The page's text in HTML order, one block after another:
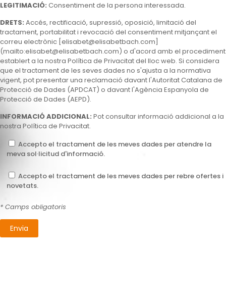
LEGITIMACIÓ: Consentiment de la persona interessada.
DRETS: Accés, rectificació, supressió, oposició, limitació del
tractament, portabilitat i revocació del consentiment mitjançant el
correu electrònic [ elisabet@elisabetbach.com
(mailto:elisabet@elisabetbach.com) o d'acord amb el procediment
establert a la nostra Política de Privacitat del lloc web. Si considera
que el tractament de les seves dades no s'ajusta a la normativa
vigent, pot presentar una reclamació davant l'Autoritat Catalana de
Protecció de Dades (APDCAT) o davant l'Agència Espanyola de
Protecció de Dades (AEPD).
INFORMACIÓ ADDICIONAL: Pot consultar informació addicional a la
nostra Política de Privacitat.
Accepto el tractament de les meves dades per atendre la
meva sol·licitud d'informació.
Accepto el tractament de les meves dades per rebre ofertes i
novetats.
* Camps obligatoris